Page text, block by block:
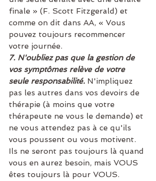
finale » (F. Scott Fitzgerald) et
comme on dit dans AA, « Vous
pouvez toujours recommencer
votre journée.
7. N'oubliez pas que la gestion de
vos symptômes relève de votre
seule responsabilité. N'impliquez
pas les autres dans vos devoirs de
thérapie (à moins que votre
thérapeute ne vous le demande) et
ne vous attendez pas à ce qu'ils
vous poussent ou vous motivent.
Ils ne seront pas toujours là quand
vous en aurez besoin, mais VOUS
êtes toujours là pour VOUS.